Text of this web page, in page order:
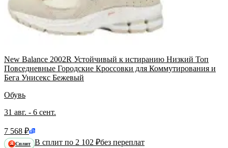
New Balance 2002R Устойчивый к истиранию Низкий Топ
Повседневные Городские Кроссовки для Коммутирования и
Бега Унисекс Бежевый
Обувь
31 авг. - 6 сент.
7 568 ₽
Я Сплит В сплит по 2 102 ₽без переплат